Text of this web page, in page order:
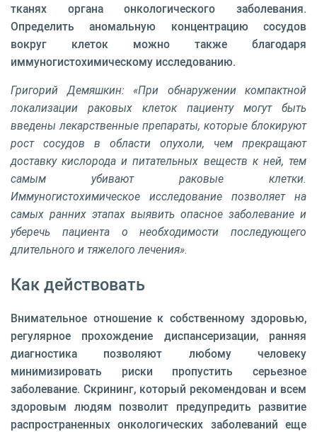
тканях органа онкологического заболевания.
Определить аномальную концентрацию сосудов
вокруг клеток можно также благодаря
иммуногистохимическому исследованию.
Григорий Демяшкин: «При обнаружении компактной
локализации раковых клеток пациенту могут быть
введены лекарственные препараты, которые блокируют
рост сосудов в области опухоли, чем прекращают
доставку кислорода и питательных веществ к ней, тем
самым убивают раковые клетки.
Иммуногистохимическое исследование позволяет на
самых ранних этапах выявить опасное заболевание и
уберечь пациента о необходимости последующего
длительного и тяжелого лечения».
Как действовать
Внимательное отношение к собственному здоровью,
регулярное прохождение диспансеризации, ранняя
диагностика позволяют любому человеку
минимизировать риски пропустить серьезное
заболевание. Скрининг, который рекомендован и всем
здоровым людям позволит предупредить развитие
распространенных онкологических заболеваний еще